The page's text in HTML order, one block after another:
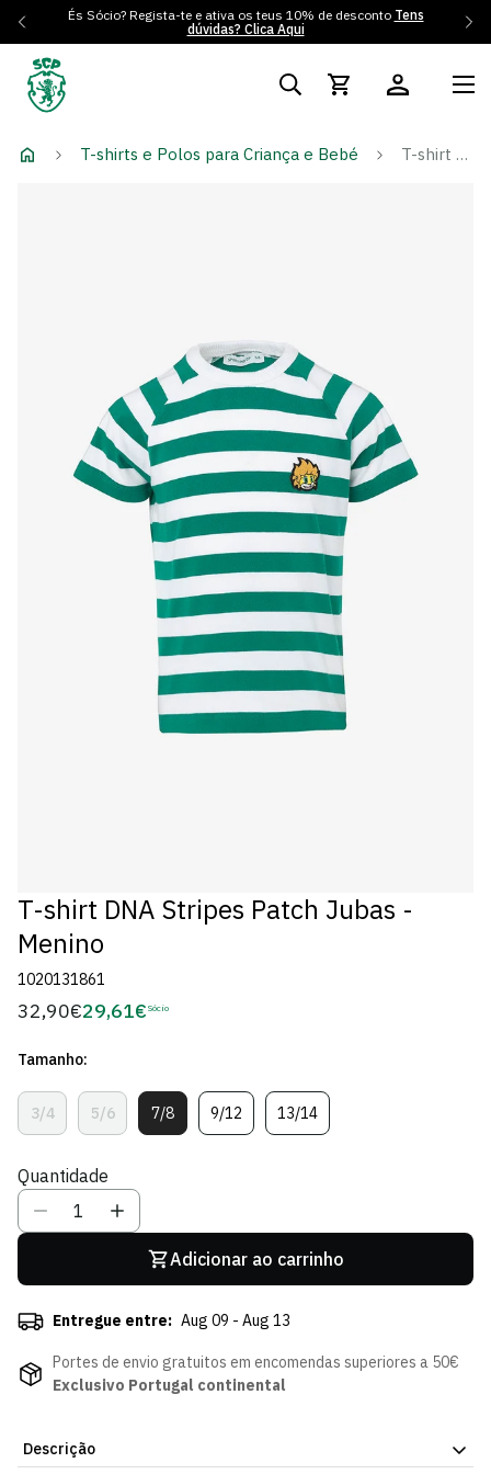
És Sócio? Regista-te e ativa os teus 10% de desconto Tens
dúvidas? Clica Aqui
T-shirts e Polos para Criança e Bebé T-shirt DNA Stripes Patch Jubas - Menino
T-shirt DNA Stripes Patch Jubas -
Menino
1020131861
Preço
32,90€Preço
Sócio
29,61€ Sócio
Tamanho:
3/4
Variante
Esgotada
Indisponível
5/6
Variante
Esgotada
Indisponível
7/8Variante
Esgotada
9/12Variante
Esgotada
13/14Variante
Esgotada
Quantidade
Adicionar ao carrinho
Entregue entre: Aug 09 - Aug 13
Portes de envio gratuitos em encomendas superiores a 50€
Exclusivo Portugal continental
Descrição